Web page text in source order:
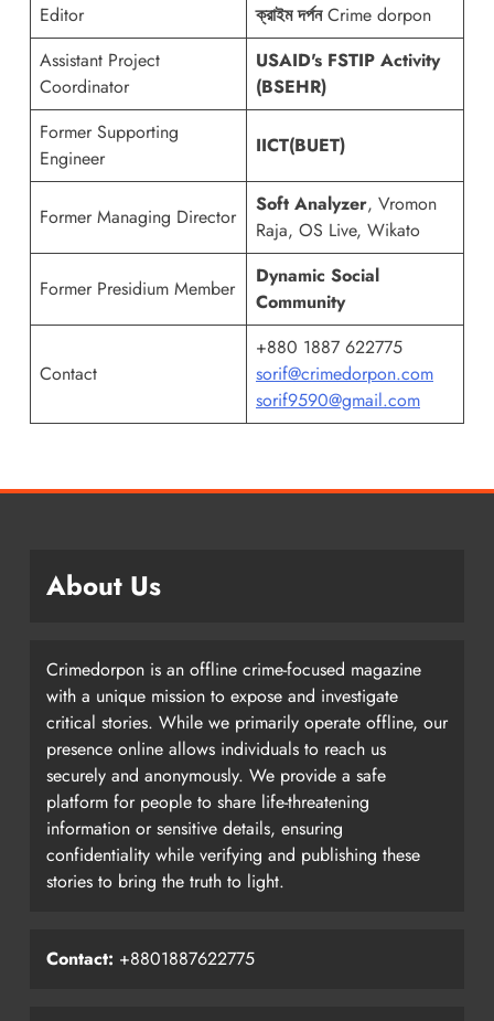
Editor ক্রাইম দর্পনCrime dorpon
Assistant Project
Coordinator
USAID's FSTIP Activity
(BSEHR)
Former Supporting
Engineer
IICT(BUET)
Former Managing Director
Soft Analyzer, Vromon
Raja, OS Live, Wikato
Former Presidium Member
Dynamic Social
Community
Contact
+880 1887 622775
sorif@crimedorpon.com
sorif9590@gmail.com
About Us
Crimedorpon is an offline crime-focused magazine
with a unique mission to expose and investigate
critical stories. While we primarily operate offline, our
presence online allows individuals to reach us
securely and anonymously. We provide a safe
platform for people to share life-threatening
information or sensitive details, ensuring
confidentiality while verifying and publishing these
stories to bring the truth to light.
Contact: +8801887622775